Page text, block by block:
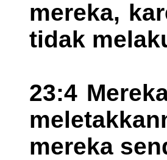
mereka,
tidak
23:4
mereka